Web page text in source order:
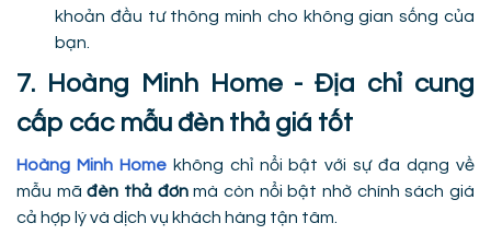
khoản đầu tư thông minh cho không gian sống của
bạn.
7. Hoàng Minh Home - Địa chỉ cung
cấp các mẫu đèn thả giá tốt
Hoàng Minh Homekhông chỉ nổi bật với sự đa dạng về
mẫu mãđèn thả đơnmà còn nổi bật nhờ chính sách giá
cả hợp lý và dịch vụ khách hàng tận tâm.